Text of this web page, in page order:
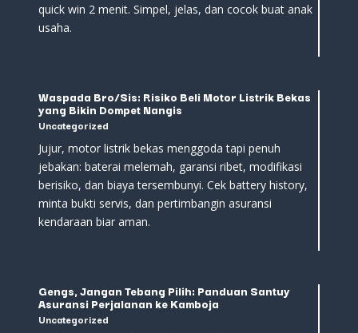
quick win 2 menit. Simpel, jelas, dan cocok buat anak
usaha.
Waspada Bro/Sis: Risiko Beli Motor Listrik Bekas
yang Bikin Dompet Nangis
Uncategorized
Jujur, motor listrik bekas menggoda tapi penuh
jebakan: baterai melemah, garansi ribet, modifikasi
berisiko, dan biaya tersembunyi. Cek battery history,
minta bukti servis, dan pertimbangin asuransi
kendaraan biar aman.
Gengs, Jangan Tebang Pilih: Panduan Santuy
Asuransi Perjalanan ke Kamboja
Uncategorized